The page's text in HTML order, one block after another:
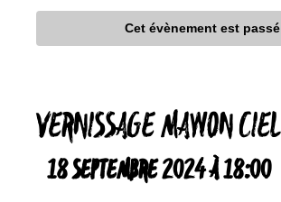
Cet évènement est passé
VERNISSAGE MAWON CIEL
18 SEPTEMBRE 2024 À 18:00